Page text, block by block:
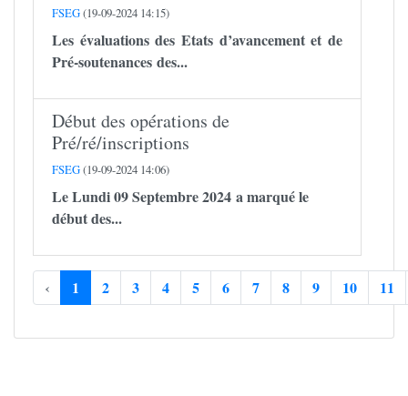
FSEG(19-09-2024 14:15)
Les évaluations des Etats d’avancement et de
Pré-soutenances des...
Début des opérations de
Pré/ré/inscriptions
FSEG(19-09-2024 14:06)
Le Lundi 09 Septembre 2024 a marqué le
début des...
‹ 1 2 3 4 5 6 7 8 9 10 11